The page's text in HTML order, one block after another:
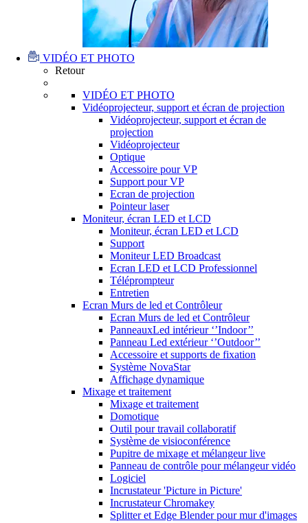
VIDÉO ET PHOTO
Retour
VIDÉO ET PHOTO
Vidéoprojecteur, support et écran de projection
Vidéoprojecteur, support et écran de
projection
Vidéoprojecteur
Optique
Accessoire pour VP
Support pour VP
Ecran de projection
Pointeur laser
Moniteur, écran LED et LCD
Moniteur, écran LED et LCD
Support
Moniteur LED Broadcast
Ecran LED et LCD Professionnel
Téléprompteur
Entretien
Ecran Murs de led et Contrôleur
Ecran Murs de led et Contrôleur
PanneauxLed intérieur ‘’Indoor’’
Panneau Led extérieur ‘’Outdoor’’
Accessoire et supports de fixation
Système NovaStar
Affichage dynamique
Mixage et traitement
Mixage et traitement
Domotique
Outil pour travail collaboratif
Système de visioconférence
Pupitre de mixage et mélangeur live
Panneau de contrôle pour mélangeur vidéo
Logiciel
Incrustateur 'Picture in Picture'
Incrustateur Chromakey
Splitter et Edge Blender pour mur d'images